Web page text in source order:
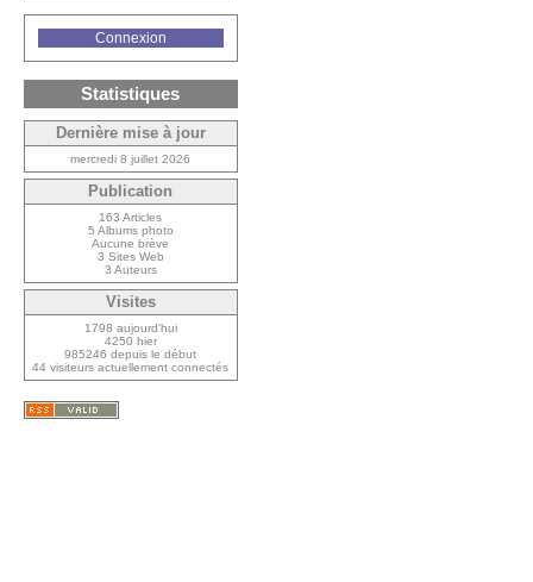
Connexion
Statistiques
Dernière mise à jour
mercredi 8 juillet 2026
Publication
163 Articles
5 Albums photo
Aucune brève
3 Sites Web
3 Auteurs
Visites
1798 aujourd’hui
4250 hier
985246 depuis le début
44 visiteurs actuellement connectés